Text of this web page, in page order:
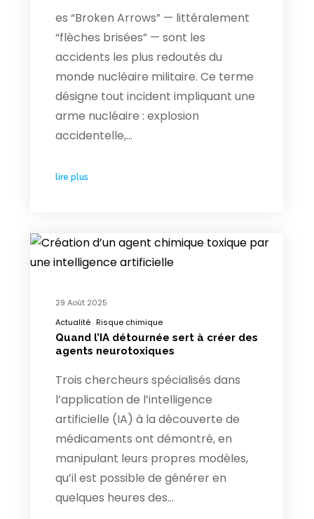
es “Broken Arrows” — littéralement
“flèches brisées” — sont les
accidents les plus redoutés du
monde nucléaire militaire. Ce terme
désigne tout incident impliquant une
arme nucléaire : explosion
accidentelle,…
lire plus
29 Août 2025
Actualité Risque chimique
Quand l’IA détournée sert à créer des
agents neurotoxiques
Trois chercheurs spécialisés dans
l’application de l’intelligence
artificielle (IA) à la découverte de
médicaments ont démontré, en
manipulant leurs propres modèles,
qu’il est possible de générer en
quelques heures des…